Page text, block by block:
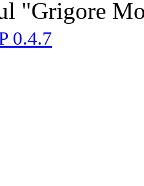
"Grigore
0.4.7